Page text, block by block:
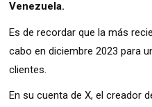
Venezuela.
Es de recordar que la más
cabo en diciembre 2023 para
clientes.
En su cuenta de X, el creador